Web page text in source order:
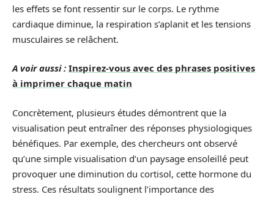
les effets se font ressentir sur le corps. Le rythme
cardiaque diminue, la respiration s’aplanit et les tensions
musculaires se relâchent.
A voir aussi : Inspirez-vous avec des phrases positives
à imprimer chaque matin
Concrètement, plusieurs études démontrent que la
visualisation peut entraîner des réponses physiologiques
bénéfiques. Par exemple, des chercheurs ont observé
qu’une simple visualisation d’un paysage ensoleillé peut
provoquer une diminution du cortisol, cette hormone du
stress. Ces résultats soulignent l’importance des